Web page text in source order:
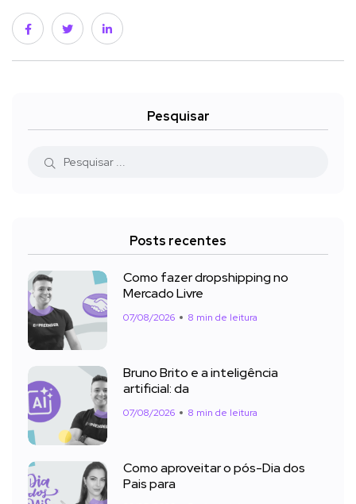
Pesquisar
Posts recentes
Como fazer dropshipping no
Mercado Livre
07/08/2026 8 min de leitura
Bruno Brito e a inteligência
artificial: da
07/08/2026 8 min de leitura
Como aproveitar o pós-Dia dos
Pais para